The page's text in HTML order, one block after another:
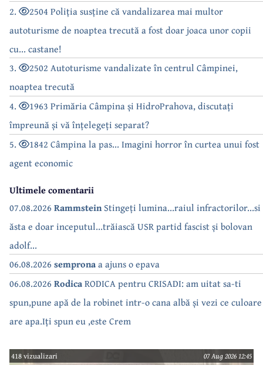
2.
2504 Poliția susține că vandalizarea mai multor
autoturisme de noaptea trecută a fost doar joaca unor copii
cu... castane!
3.
2502 Autoturisme vandalizate în centrul Câmpinei,
noaptea trecută
4.
1963 Primăria Câmpina și HidroPrahova, discutați
împreună și vă înțelegeți separat?
5.
1842 Câmpina la pas... Imagini horror în curtea unui fost
agent economic
Ultimele comentarii
07.08.2026 RammsteinStingeți lumina...raiul infractorilor...si
ăsta e doar inceputul...trăiască USR partid fascist și bolovan
adolf...
06.08.2026 sempronaa ajuns o epava
06.08.2026 RodicaRODICA pentru CRISADI: am uitat sa-ti
spun,pune apă de la robinet intr-o cana albă și vezi ce culoare
are apa.Iți spun eu ,este Crem
418 vizualizari 07 Aug 2026 12:45